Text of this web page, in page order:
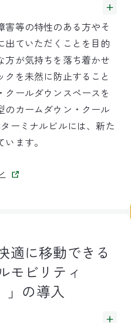
等の特性のある方やそ
出ていただくことを目的
方が気持ちを落ち着かせ
を未然に防止すること
クールダウンスペースを
のカームダウン・クール
ーミナルビルには、新た
ます。
適に移動できる
モビリティ
」の導入